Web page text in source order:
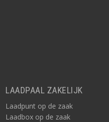
LAADPAAL ZAKELIJK
Laadpunt op de zaak
Laadbox op de zaak